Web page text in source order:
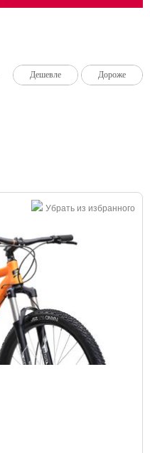
Дешевле
Дешевле
Дешевле Дороже
Дороже
Дороже
Убрать из избранного